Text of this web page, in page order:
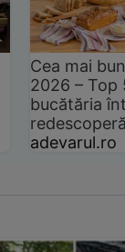
Cea mai
2026 –
bucătăria
adevarul.ro